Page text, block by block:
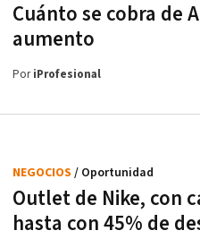
Cuánto se cobra de
aumento
PoriProfesional
Outlet de Nike, con
hasta con 45% de
NEGOCIOS / Oportunidad